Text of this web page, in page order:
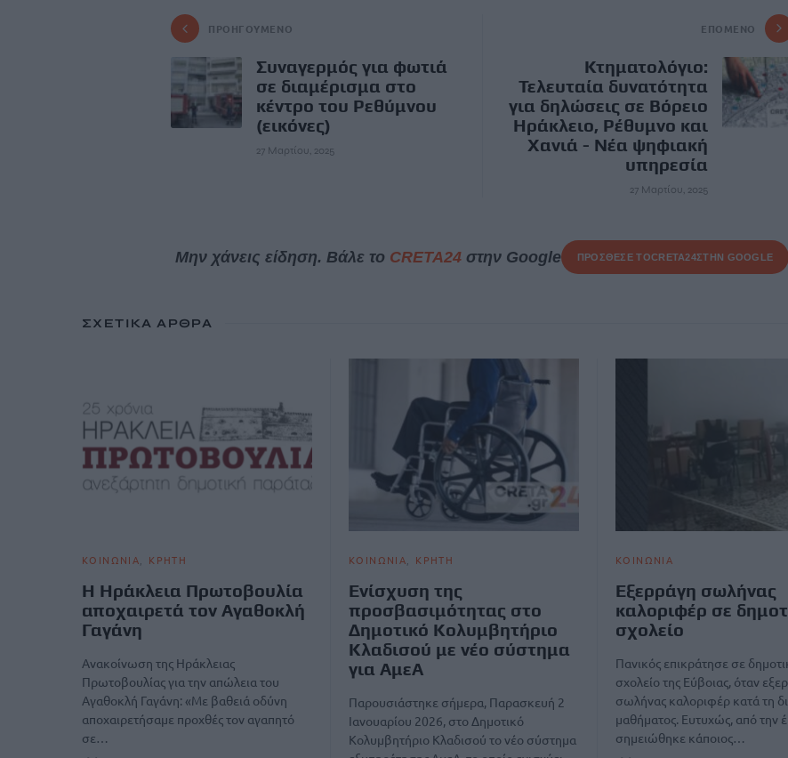
ΠΡΟΗΓΟΎΜΕΝΟ
Συναγερμός για φωτιά
σε διαμέρισμα στο
κέντρο του Ρεθύμνου
(εικόνες)
27 Μαρτίου, 2025
ΕΠΌΜΕΝΟ
Κτηματολόγιο:
Τελευταία δυνατότητα
για δηλώσεις σε Βόρειο
Ηράκλειο, Ρέθυμνο και
Χανιά - Νέα ψηφιακή
υπηρεσία
27 Μαρτίου, 2025
Μην χάνεις είδηση. Βάλε το CRETA24στην Google ΠΡΟΣΘΕΣΕ ΤΟCRETA24ΣΤΗΝ GOOGLE
ΣΧΕΤΙΚΆ ΆΡΘΡΑ
ΚΟΙΝΩΝΙΑ ΚΡΗΤΗ
Η Ηράκλεια Πρωτοβουλία
αποχαιρετά τον Αγαθοκλή
Γαγάνη
Ανακοίνωση της Ηράκλειας
Πρωτοβουλίας για την απώλεια του
Αγαθοκλή Γαγάνη: «Με βαθειά οδύνη
αποχαιρετήσαμε προχθές τον αγαπητό
σε…
ΚΟΙΝΩΝΙΑ ΚΡΗΤΗ
Ενίσχυση της
προσβασιμότητας στο
Δημοτικό Κολυμβητήριο
Κλαδισού με νέο σύστημα
για ΑμεΑ
Παρουσιάστηκε σήμερα, Παρασκευή 2
Ιανουαρίου 2026, στο Δημοτικό
Κολυμβητήριο Κλαδισού το νέο σύστημα
ΚΟΙΝΩΝΙΑ
Εξερράγη σωλήνας
καλοριφέρ σε
σχολείο
Πανικός επικράτησε σε
σχολείο της Εύβοιας, όταν
σωλήνας καλοριφέρ κατά τη
μαθήματος. Ευτυχώς, από την
σημειώθηκε κάποιος…